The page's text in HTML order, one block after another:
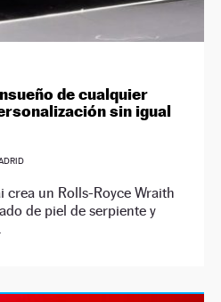
de cualquier
sin igual
un Rolls-Royce Wraith
de piel de serpiente y